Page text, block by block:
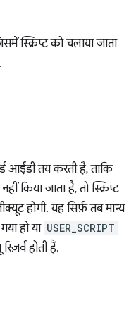
स्क्रिप्ट को चलाया जाता
आईडी तय करती है, ताकि
किया जाता है, तो स्क्रिप्ट
होगी. यह सिर्फ़ तब मान्य
हो या USER_SCRIPT
होती हैं.